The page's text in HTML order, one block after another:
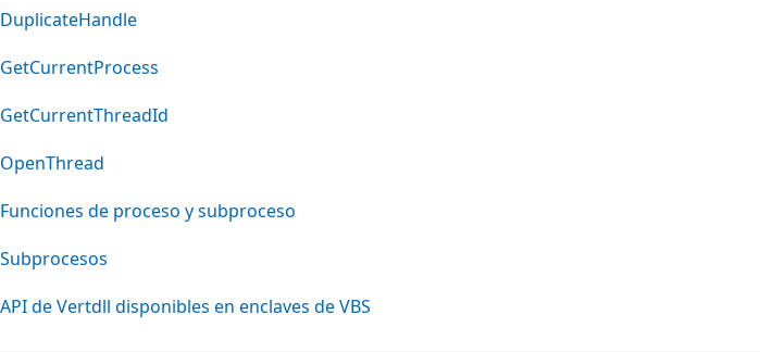
DuplicateHandle
GetCurrentProcess
GetCurrentThreadId
OpenThread
Funciones de proceso y subproceso
Subprocesos
API de Vertdll disponibles en enclaves de VBS